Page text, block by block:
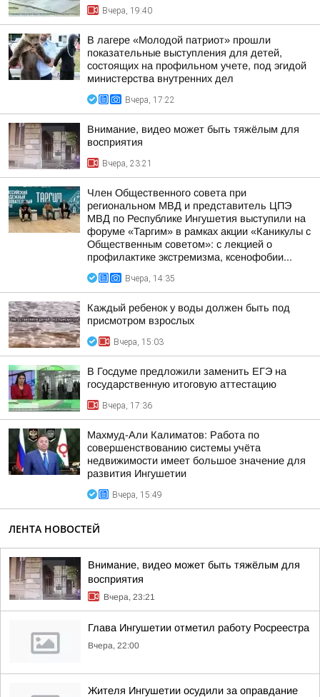
Вчера, 19:40
В лагере «Молодой патриот» прошли
показательные выступления для детей,
состоящих на профильном учете, под эгидой
министерства внутренних дел
Вчера, 17:22
Внимание, видео может быть тяжёлым для
восприятия
Вчера, 23:21
Член Общественного совета при
региональном МВД и представитель ЦПЭ
МВД по Республике Ингушетия выступили на
форуме «Таргим» в рамках акции «Каникулы с
Общественным советом»: с лекцией о
профилактике экстремизма, ксенофобии...
Вчера, 14:35
Каждый ребенок у воды должен быть под
присмотром взрослых
Вчера, 15:03
В Госдуме предложили заменить ЕГЭ на
государственную итоговую аттестацию
Вчера, 17:36
Махмуд-Али Калиматов: Работа по
совершенствованию системы учёта
недвижимости имеет большое значение для
развития Ингушетии
Вчера, 15:49
ЛЕНТА НОВОСТЕЙ
Внимание, видео может быть тяжёлым для
восприятия
Вчера, 23:21
Глава Ингушетии отметил работу Росреестра
Вчера, 22:00
Жителя Ингушетии осудили за оправдание